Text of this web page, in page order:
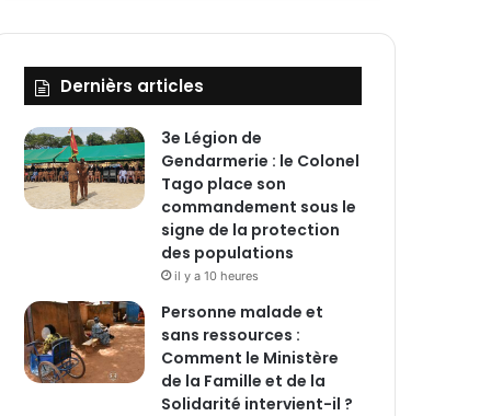
Dernièrs articles
3e Légion de
Gendarmerie : le Colonel
Tago place son
commandement sous le
signe de la protection
des populations
il y a 10 heures
Personne malade et
sans ressources :
Comment le Ministère
de la Famille et de la
Solidarité intervient-il ?